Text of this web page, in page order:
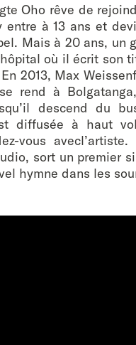
Oho rêve de
entre à 13 ans et
Mais à 20 ans, un
où il écrit son
En 2013, Max
rend à
descend du
diffusée à haut
vous
sort un premier
hymne dans les